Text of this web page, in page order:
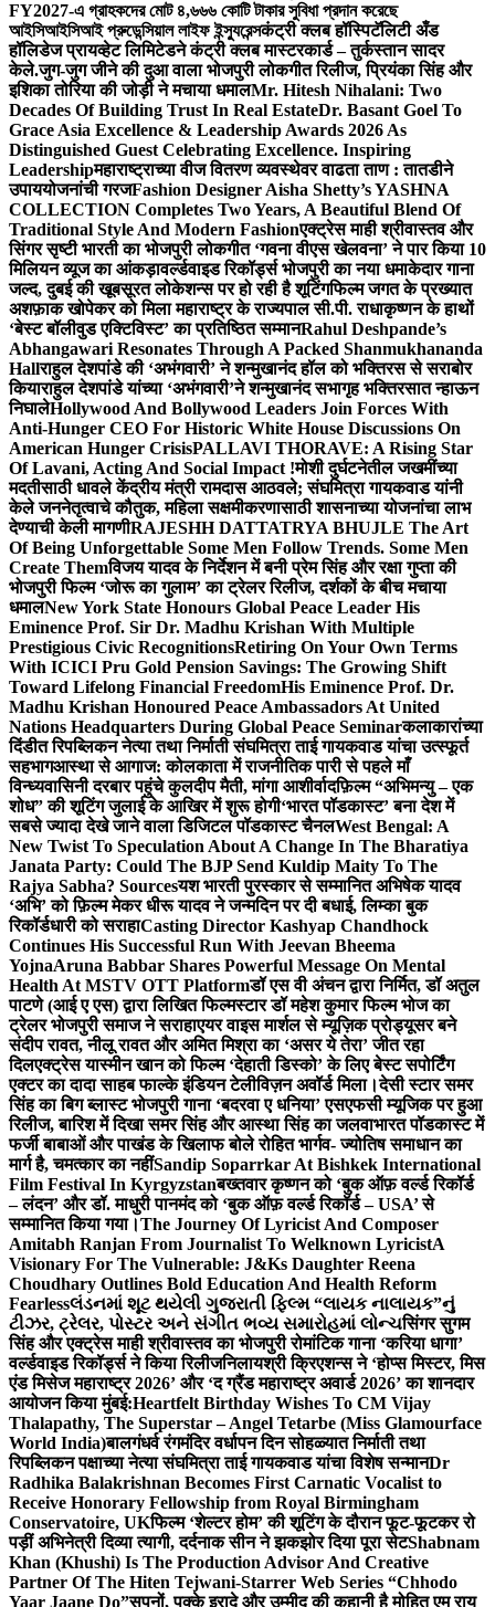
FY2027-এ গ্রাহকদের মোট ৪,৬৬৬ কোটি টাকার সুবিধা প্রদান করেছে
আইসিআইসিআই প্রুডেন্সিয়াল লাইফ ইন্স্যুরেন্সकंट्री क्लब हॉस्पिटॅलिटी अँड
हॉलिडेज प्रायव्हेट लिमिटेडने कंट्री क्लब मास्टरकार्ड – तुर्कस्तान सादर
केले.जुग-जुग जीने की दुआ वाला भोजपुरी लोकगीत रिलीज, प्रियंका सिंह और
इशिका तोरिया की जोड़ी ने मचाया धमालMr. Hitesh Nihalani: Two
Decades Of Building Trust In Real EstateDr. Basant Goel To
Grace Asia Excellence & Leadership Awards 2026 As
Distinguished Guest Celebrating Excellence. Inspiring
Leadershipमहाराष्ट्राच्या वीज वितरण व्यवस्थेवर वाढता ताण : तातडीने
उपाययोजनांची गरजFashion Designer Aisha Shetty’s YASHNA
COLLECTION Completes Two Years, A Beautiful Blend Of
Traditional Style And Modern Fashionएक्ट्रेस माही श्रीवास्तव और
सिंगर सृष्टी भारती का भोजपुरी लोकगीत ‘गवना वीएस खेलवना’ ने पार किया 10
मिलियन व्यूज का आंकड़ावर्ल्डवाइड रिकॉर्ड्स भोजपुरी का नया धमाकेदार गाना
जल्द, दुबई की खूबसूरत लोकेशन्स पर हो रही है शूटिंगफिल्म जगत के प्रख्यात
अशफ़ाक खोपेकर को मिला महाराष्ट्र के राज्यपाल सी.पी. राधाकृष्णन के हाथों
‘बेस्ट बॉलीवुड एक्टिविस्ट’ का प्रतिष्ठित सम्मानRahul Deshpande’s
Abhangawari Resonates Through A Packed Shanmukhananda
Hallराहुल देशपांडे की ‘अभंगवारी’ ने शन्मुखानंद हॉल को भक्तिरस से सराबोर
कियाराहुल देशपांडे यांच्या ‘अभंगवारी’ने शन्मुखानंद सभागृह भक्तिरसात न्हाऊन
निघालेHollywood And Bollywood Leaders Join Forces With
Anti-Hunger CEO For Historic White House Discussions On
American Hunger CrisisPALLAVI THORAVE: A Rising Star
Of Lavani, Acting And Social Impact !मोशी दुर्घटनेतील जखमींच्या
मदतीसाठी धावले केंद्रीय मंत्री रामदास आठवले; संघमित्रा गायकवाड यांनी
केले जननेतृत्वाचे कौतुक, महिला सक्षमीकरणासाठी शासनाच्या योजनांचा लाभ
देण्याची केली मागणीRAJESHH DATTATRYA BHUJLE The Art
Of Being Unforgettable Some Men Follow Trends. Some Men
Create Themविजय यादव के निर्देशन में बनी प्रेम सिंह और रक्षा गुप्ता की
भोजपुरी फिल्म ‘जोरू का गुलाम’ का ट्रेलर रिलीज, दर्शकों के बीच मचाया
धमालNew York State Honours Global Peace Leader His
Eminence Prof. Sir Dr. Madhu Krishan With Multiple
Prestigious Civic RecognitionsRetiring On Your Own Terms
With ICICI Pru Gold Pension Savings: The Growing Shift
Toward Lifelong Financial FreedomHis Eminence Prof. Dr.
Madhu Krishan Honoured Peace Ambassadors At United
Nations Headquarters During Global Peace Seminarकलाकारांच्या
दिंडीत रिपब्लिकन नेत्या तथा निर्माती संघमित्रा ताई गायकवाड यांचा उत्स्फूर्त
सहभागआस्था से आगाज: कोलकाता में राजनीतिक पारी से पहले माँ
विन्ध्यवासिनी दरबार पहुंचे कुलदीप मैती, मांगा आशीर्वादफ़िल्म “अभिमन्यु – एक
शोध” की शूटिंग जुलाई के आखिर में शुरू होगी‘भारत पॉडकास्ट’ बना देश में
सबसे ज्यादा देखे जाने वाला डिजिटल पॉडकास्ट चैनलWest Bengal: A
New Twist To Speculation About A Change In The Bharatiya
Janata Party: Could The BJP Send Kuldip Maity To The
Rajya Sabha? Sourcesयश भारती पुरस्कार से सम्मानित अभिषेक यादव
‘अभि’ को फ़िल्म मेकर धीरू यादव ने जन्मदिन पर दी बधाई, लिम्का बुक
रिकॉर्डधारी को सराहाCasting Director Kashyap Chandhock
Continues His Successful Run With Jeevan Bheema
YojnaAruna Babbar Shares Powerful Message On Mental
Health At MSTV OTT Platformडॉ एस वी अंचन द्वारा निर्मित, डॉ अतुल
पाटणे (आई ए एस) द्वारा लिखित फिल्मस्टार डॉ महेश कुमार फिल्म भोज का
ट्रेलर भोजपुरी समाज ने सराहाएयर वाइस मार्शल से म्यूज़िक प्रोड्यूसर बने
संदीप रावत, नीलू रावत और अमित मिश्रा का ‘असर ये तेरा’ जीत रहा
दिलएक्ट्रेस यास्मीन खान को फिल्म ‘देहाती डिस्को’ के लिए बेस्ट सपोर्टिंग
एक्टर का दादा साहब फाल्के इंडियन टेलीविज़न अवॉर्ड मिला।देसी स्टार समर
सिंह का बिग ब्लास्ट भोजपुरी गाना ‘बदरवा ए धनिया’ एसएफसी म्यूजिक पर हुआ
रिलीज, बारिश में दिखा समर सिंह और आस्था सिंह का जलवाभारत पॉडकास्ट में
फर्जी बाबाओं और पाखंड के खिलाफ बोले रोहित भार्गव- ज्योतिष समाधान का
मार्ग है, चमत्कार का नहींSandip Soparrkar At Bishkek International
Film Festival In Kyrgyzstanबख्तवार कृष्णन को ‘बुक ऑफ़ वर्ल्ड रिकॉर्ड
– लंदन’ और डॉ. माधुरी पानमंद को ‘बुक ऑफ़ वर्ल्ड रिकॉर्ड – USA’ से
सम्मानित किया गया।The Journey Of Lyricist And Composer
Amitabh Ranjan From Journalist To Welknown LyricistA
Visionary For The Vulnerable: J&Ks Daughter Reena
Choudhary Outlines Bold Education And Health Reform
Fearlessલંડનમાં શૂટ થયેલી ગુજરાતી ફિલ્મ “લાયક નાલાયક”નું
ટીઝર, ટ્રેલર, પોસ્ટર અને સંગીત ભવ્ય સમારોહમાં લોન્ચसिंगर सुगम
सिंह और एक्ट्रेस माही श्रीवास्तव का भोजपुरी रोमांटिक गाना ‘करिया धागा’
वर्ल्डवाइड रिकॉर्ड्स ने किया रिलीजनिलायश्री क्रिएशन्स ने ‘होप्स मिस्टर, मिस
एंड मिसेज महाराष्ट्र 2026’ और ‘द ग्रैंड महाराष्ट्र अवार्ड 2026’ का शानदार
आयोजन किया मुंबई:Heartfelt Birthday Wishes To CM Vijay
Thalapathy, The Superstar – Angel Tetarbe (Miss Glamourface
World India)बालगंधर्व रंगमंदिर वर्धापन दिन सोहळ्यात निर्माती तथा
रिपब्लिकन पक्षाच्या नेत्या संघमित्रा ताई गायकवाड यांचा विशेष सन्मानDr
Radhika Balakrishnan Becomes First Carnatic Vocalist to
Receive Honorary Fellowship from Royal Birmingham
Conservatoire, UKफिल्म ‘शेल्टर होम’ की शूटिंग के दौरान फूट-फूटकर रो
पड़ीं अभिनेत्री दिव्या त्यागी, दर्दनाक सीन ने झकझोर दिया पूरा सेटShabnam
Khan (Khushi) Is The Production Advisor And Creative
Partner Of The Hiten Tejwani-Starrer Web Series “Chhodo
Yaar Jaane Do”सपनों, पक्के इरादे और उम्मीद की कहानी है मोहित एम राय